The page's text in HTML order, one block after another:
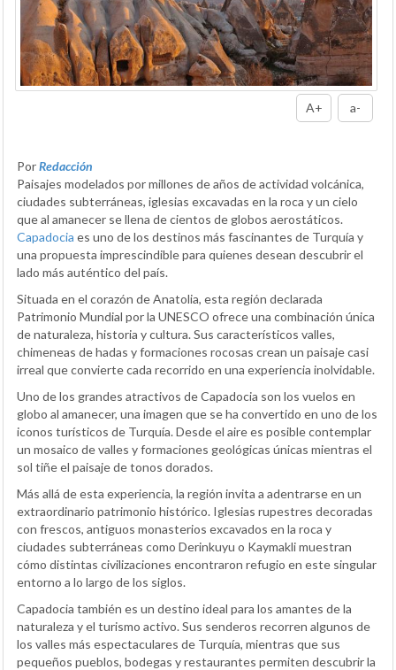
A+ a-
PorRedacción
Paisajes modelados por millones de años de actividad volcánica,
ciudades subterráneas, iglesias excavadas en la roca y un cielo
que al amanecer se llena de cientos de globos aerostáticos.
Capadocia es uno de los destinos más fascinantes de Turquía y
una propuesta imprescindible para quienes desean descubrir el
lado más auténtico del país.
Situada en el corazón de Anatolia, esta región declarada
Patrimonio Mundial por la UNESCO ofrece una combinación única
de naturaleza, historia y cultura. Sus característicos valles,
chimeneas de hadas y formaciones rocosas crean un paisaje casi
irreal que convierte cada recorrido en una experiencia inolvidable.
Uno de los grandes atractivos de Capadocia son los vuelos en
globo al amanecer, una imagen que se ha convertido en uno de los
iconos turísticos de Turquía. Desde el aire es posible contemplar
un mosaico de valles y formaciones geológicas únicas mientras el
sol tiñe el paisaje de tonos dorados.
Más allá de esta experiencia, la región invita a adentrarse en un
extraordinario patrimonio histórico. Iglesias rupestres decoradas
con frescos, antiguos monasterios excavados en la roca y
ciudades subterráneas como Derinkuyu o Kaymakli muestran
cómo distintas civilizaciones encontraron refugio en este singular
entorno a lo largo de los siglos.
Capadocia también es un destino ideal para los amantes de la
naturaleza y el turismo activo. Sus senderos recorren algunos de
los valles más espectaculares de Turquía, mientras que sus
pequeños pueblos, bodegas y restaurantes permiten descubrir la